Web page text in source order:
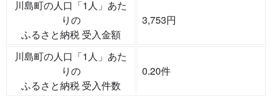
川島町の人口「1人」あた
りの
ふるさと納税 受入金額
3,753円
川島町の人口「1人」あた
りの
ふるさと納税 受入件数
0.20件